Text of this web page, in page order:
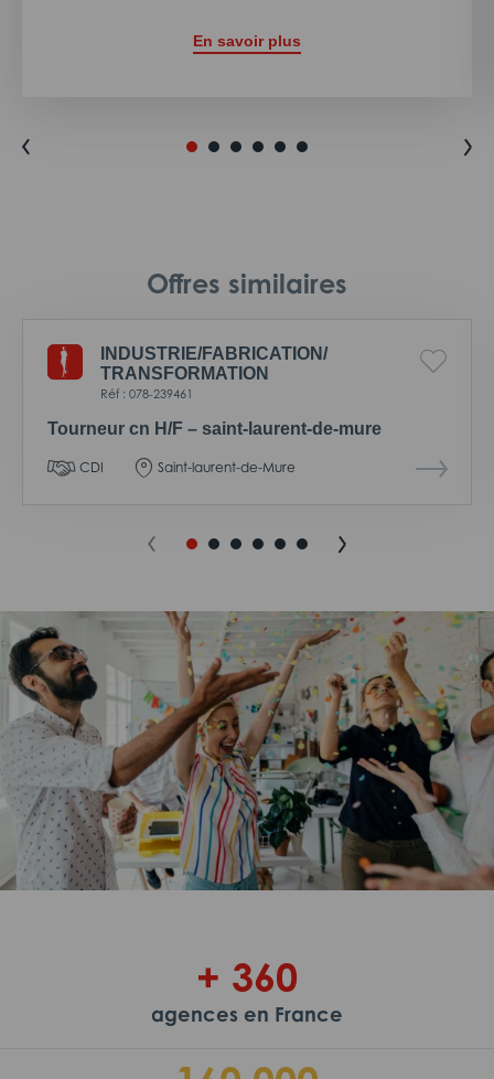
En savoir plus
Offres similaires
INDUSTRIE/FABRICATION/
TRANSFORMATION
Réf : 078-239461
Tourneur cn H/F – saint-laurent-de-mure
CDI Saint-laurent-de-Mure
+ 360
agences en France